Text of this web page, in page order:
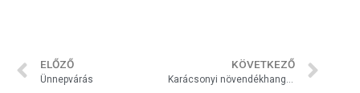
ELŐZŐ
Ünnepvárás
KÖVETKEZŐ
Karácsonyi növendékhangverseny